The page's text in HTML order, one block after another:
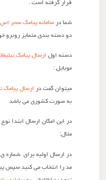
قرار گرفته است .
شما درسامانه پیامک سحر اس
دو دسته بندی متمایز روبرو
دسته اولارسال پیامک
موبایل :
میتوان گفت درارسال پیامک
به صورت کشوری می باشد
در این امکان ارسال ابتدا نوع
مثال:
مد را انتخاب می کنید سپس